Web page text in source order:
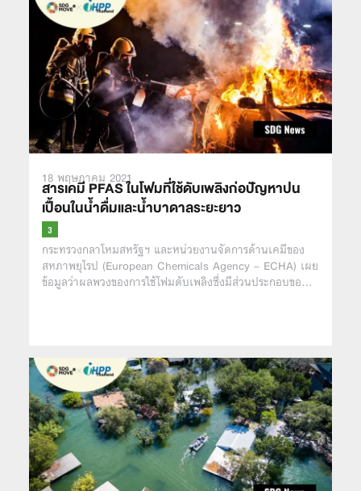
18 พฤษภาคม 2021
สารเคมี PFAS ในโฟมที่ใช้ดับเพลิงก่อปัญหาปน
เปื้อนในน้ำดื่มและน้ำบาดาลระยะยาว
กระทรวงกลาโหมสหรัฐฯ และหน่วยงานจัดการด้านเคมีของ
สหภาพยุโรป (European Chemicals Agency – ECHA) เผย
ข้อมูลว่าผลพวงของการใช้โฟมดับเพลิงซึ่งมีส่วนประกอบขอ…